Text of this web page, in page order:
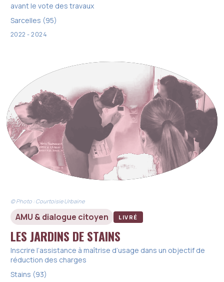
avant le vote des travaux
Sarcelles (95)
2022 - 2024
© Photo : Courtoisie Urbaine
AMU & dialogue citoyen LIVRÉ
LES JARDINS DE STAINS
Inscrire l’assistance à maîtrise d’usage dans un objectif de
réduction des charges
Stains (93)